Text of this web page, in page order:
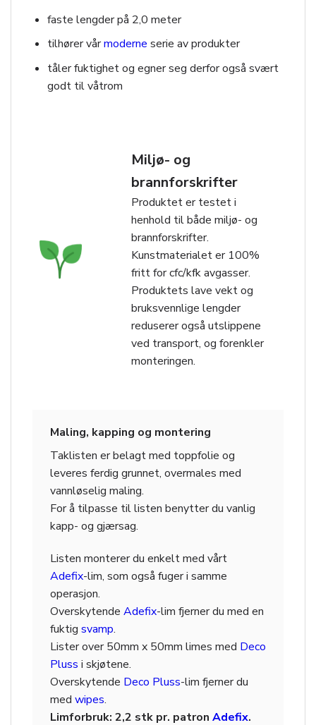
faste lengder på 2,0 meter
tilhører vårmoderne serie av produkter
tåler fuktighet og egner seg derfor også svært
godt til våtrom
Miljø- og
brannforskrifter
Produktet er testet i
henhold til både miljø- og
brannforskrifter.
Kunstmaterialet er 100%
fritt for cfc/kfk avgasser.
Produktets lave vekt og
bruksvennlige lengder
reduserer også utslippene
ved transport, og forenkler
monteringen.
Maling, kapping og montering
Taklisten er belagt med toppfolie og
leveres ferdig grunnet, overmales med
vannløselig maling.
For å tilpasse til listen benytter du vanlig
kapp- og gjærsag.
Listen monterer du enkelt med vårt
Adefix-lim, som også fuger i samme
operasjon.
Overskytende Adefix-lim fjerner du med en
fuktig svamp.
Lister over 50mm x 50mm limes med Deco
Pluss i skjøtene.
Overskytende Deco Pluss-lim fjerner du
med wipes.
Limforbruk: 2,2 stk pr. patron Adefix.